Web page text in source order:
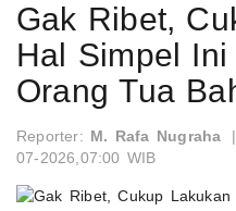
Gak Ribet,
Hal Simpel
Orang Tua
Reporter: M. Rafa Nugraha |
07-2026,07:00 WIB